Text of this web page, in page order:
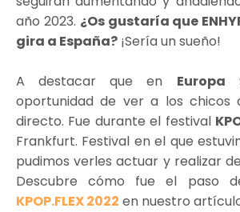
año 2023. ¿Os gustaría que
gira a España? ¡Sería un sueño!
A destacar que en Europa
oportunidad de ver a los chicos
directo. Fue durante el festival
Frankfurt. Festival en el que
pudimos verles actuar y realizar
Descubre cómo fue el paso
KPOP.FLEX 2022 en nuestro